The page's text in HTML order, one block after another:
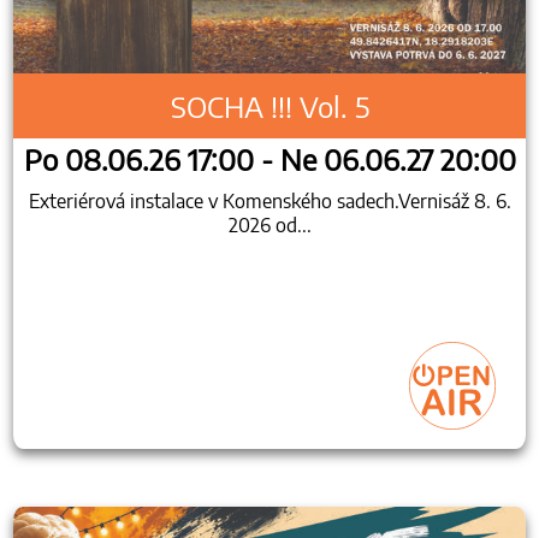
SOCHA !!! Vol. 5
Po 08.06.26 17:00 - Ne 06.06.27 20:00
Exteriérová instalace v Komenského sadech.Vernisáž 8. 6.
2026 od...